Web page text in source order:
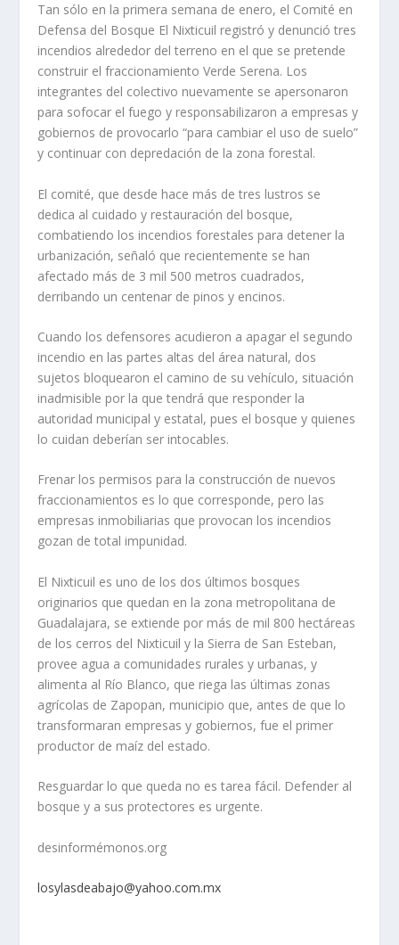
Tan sólo en la primera semana de enero, el Comité en
Defensa del Bosque El Nixticuil registró y denunció tres
incendios alrededor del terreno en el que se pretende
construir el fraccionamiento Verde Serena. Los
integrantes del colectivo nuevamente se apersonaron
para sofocar el fuego y responsabilizaron a empresas y
gobiernos de provocarlo “para cambiar el uso de suelo”
y continuar con depredación de la zona forestal.
El comité, que desde hace más de tres lustros se
dedica al cuidado y restauración del bosque,
combatiendo los incendios forestales para detener la
urbanización, señaló que recientemente se han
afectado más de 3 mil 500 metros cuadrados,
derribando un centenar de pinos y encinos.
Cuando los defensores acudieron a apagar el segundo
incendio en las partes altas del área natural, dos
sujetos bloquearon el camino de su vehículo, situación
inadmisible por la que tendrá que responder la
autoridad municipal y estatal, pues el bosque y quienes
lo cuidan deberían ser intocables.
Frenar los permisos para la construcción de nuevos
fraccionamientos es lo que corresponde, pero las
empresas inmobiliarias que provocan los incendios
gozan de total impunidad.
El Nixticuil es uno de los dos últimos bosques
originarios que quedan en la zona metropolitana de
Guadalajara, se extiende por más de mil 800 hectáreas
de los cerros del Nixticuil y la Sierra de San Esteban,
provee agua a comunidades rurales y urbanas, y
alimenta al Río Blanco, que riega las últimas zonas
agrícolas de Zapopan, municipio que, antes de que lo
transformaran empresas y gobiernos, fue el primer
productor de maíz del estado.
Resguardar lo que queda no es tarea fácil. Defender al
bosque y a sus protectores es urgente.
desinformémonos.org
losylasdeabajo@yahoo.com.mx